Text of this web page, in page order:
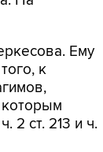
Ему
к
2 ст. 213 и ч.